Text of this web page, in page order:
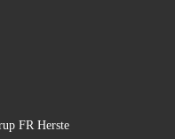
FR Herste